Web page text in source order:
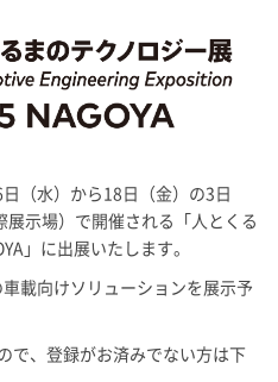
（水）から18日（金）の3日
示場）で開催される「人とくる
」に出展いたします。
載向けソリューションを展示予
で、登録がお済みでない方は下